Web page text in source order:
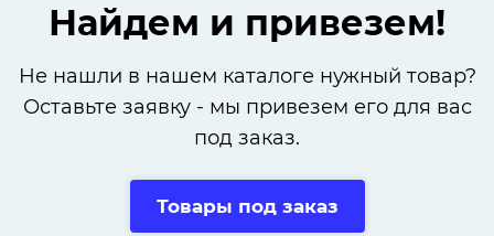
Найдем и привезем!
Не нашли в нашем каталоге нужный товар?
Оставьте заявку - мы привезем его для вас
под заказ.
Товары под заказ